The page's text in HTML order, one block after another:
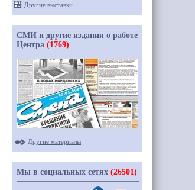
Другие выставки
СМИ и другие издания о работе
Центра (1769)
Другие материалы
Мы в социальных сетях (26501)